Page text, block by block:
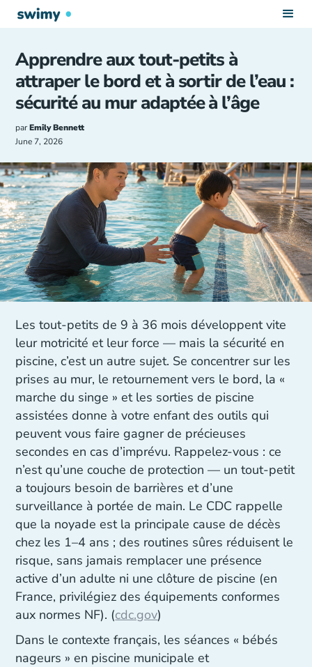
Apprendre aux tout-petits à
attraper le bord et à sortir de l’eau :
sécurité au mur adaptée à l’âge
parEmily Bennett
June 7, 2026
Les tout-petits de 9 à 36 mois développent vite
leur motricité et leur force — mais la sécurité en
piscine, c’est un autre sujet. Se concentrer sur les
prises au mur, le retournement vers le bord, la «
marche du singe » et les sorties de piscine
assistées donne à votre enfant des outils qui
peuvent vous faire gagner de précieuses
secondes en cas d’imprévu. Rappelez-vous : ce
n’est qu’une couche de protection — un tout-petit
a toujours besoin de barrières et d’une
surveillance à portée de main. Le CDC rappelle
que la noyade est la principale cause de décès
chez les 1–4 ans ; des routines sûres réduisent le
risque, sans jamais remplacer une présence
active d’un adulte ni une clôture de piscine (en
France, privilégiez des équipements conformes
aux normes NF). (cdc.gov)
Dans le contexte français, les séances « bébés
nageurs » en piscine municipale et